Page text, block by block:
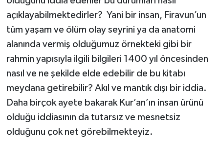
açıklayabilmektedirler? Yani bir insan, Firavun’un
tüm yaşam ve ölüm olay seyrini ya da anatomi
alanında vermiş olduğumuz örnekteki gibi bir
rahmin yapısıyla ilgili bilgileri 1400 yıl öncesinden
nasıl ve ne şekilde elde edebilir de bu kitabı
meydana getirebilir? Akıl ve mantık dışı bir iddia.
Daha birçok ayete bakarak Kur’an’ın insan ürünü
olduğu iddiasının da tutarsız ve mesnetsiz
olduğunu çok net görebilmekteyiz.